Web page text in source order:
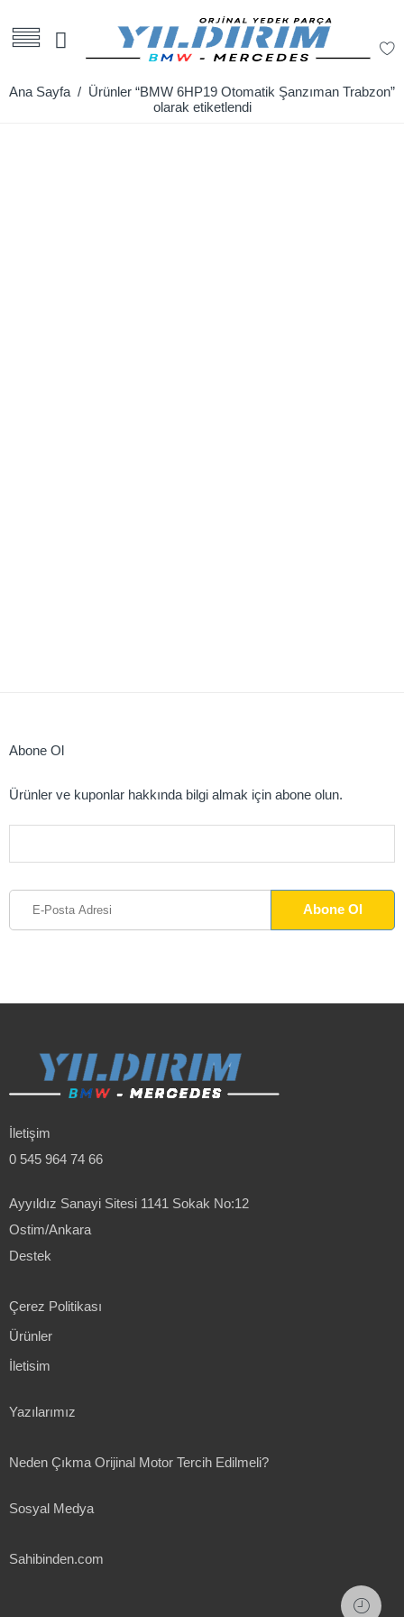
Ana Sayfa / Ürünler “BMW 6HP19 Otomatik Şanzıman Trabzon”
olarak etiketlendi
Abone Ol
Ürünler ve kuponlar hakkında bilgi almak için abone olun.
İletişim
0 545 964 74 66
Ayyıldız Sanayi Sitesi 1141 Sokak No:12
Ostim/Ankara
Destek
Çerez Politikası
Ürünler
İletisim
Yazılarımız
Neden Çıkma Orijinal Motor Tercih Edilmeli?
Sosyal Medya
Sahibinden.com